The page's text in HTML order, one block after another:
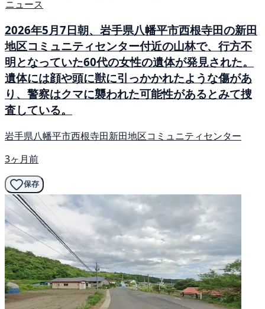
ニュース
2026年5月7日朝、岩手県八幡平市西根寺田の新田
地区コミュニティセンター付近の山林で、行方不
明となっていた60代の女性の遺体が発見された。
遺体には顔や頭に獣に引っかかれたような傷があ
り、警察はクマに襲われた可能性があるとみて捜
査している。
岩手県八幡平市西根寺田新田地区コミュニティセンター
3ヶ月前
保存